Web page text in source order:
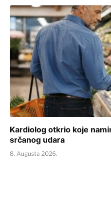
Kardiolog otkrio koje
srčanog udara
8. Augusta 2026.